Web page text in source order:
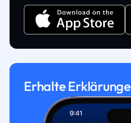
Erhalte